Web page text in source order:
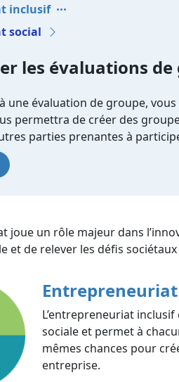
inclusif
social
les évaluations
une évaluation de groupe,
permettra de créer des
parties prenantes à
joue un rôle majeur dans
et de relever les défis
L’entrepreneuriat
sociale et permet à
mêmes chances pour
entreprise.